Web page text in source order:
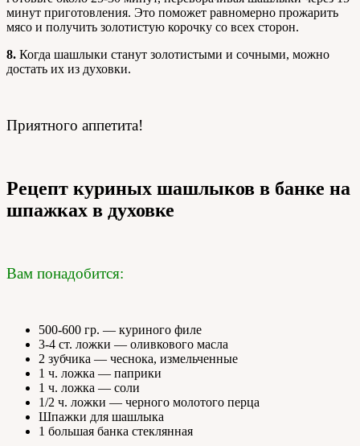
минут приготовления. Это поможет равномерно прожарить
мясо и получить золотистую корочку со всех сторон.
8. Когда шашлыки станут золотистыми и сочными, можно
достать их из духовки.
Приятного аппетита!
Рецепт куриных шашлыков в банке на
шпажках в духовке
Вам понадобится:
500-600 гр. — куриного филе
3-4 ст. ложки — оливкового масла
2 зубчика — чеснока, измельченные
1 ч. ложка — паприки
1 ч. ложка — соли
1/2 ч. ложки — черного молотого перца
Шпажки для шашлыка
1 большая банка стеклянная